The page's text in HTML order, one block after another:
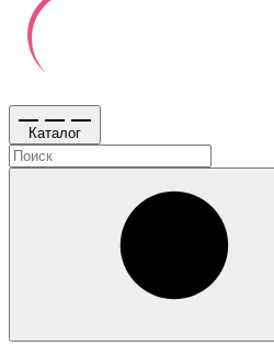
Каталог